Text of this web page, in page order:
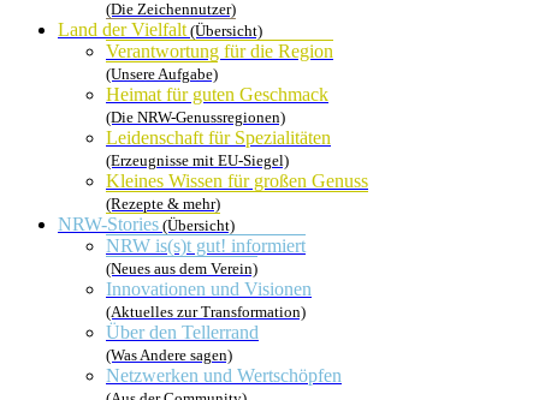
(Die Zeichennutzer)
Land der Vielfalt(Übersicht)
Verantwortung für die Region
(Unsere Aufgabe)
Heimat für guten Geschmack
(Die NRW-Genussregionen)
Leidenschaft für Spezialitäten
(Erzeugnisse mit EU-Siegel)
Kleines Wissen für großen Genuss
(Rezepte & mehr)
NRW-Stories (Übersicht)
NRW is(s)t gut! informiert
(Neues aus dem Verein)
Innovationen und Visionen
(Aktuelles zur Transformation)
Über den Tellerrand
(Was Andere sagen)
Netzwerken und Wertschöpfen